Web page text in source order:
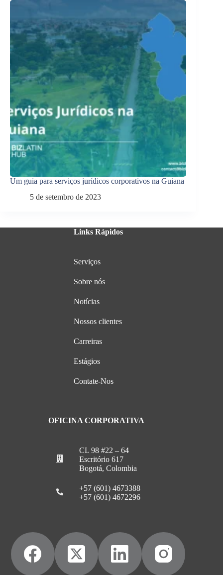
Um guia para serviços jurídicos corporativos na Guiana
5 de setembro de 2023
Links Rápidos
Serviços
Sobre nós
Notícias
Nossos clientes
Carreiras
Estágios
Contate-Nos
OFICINA CORPORATIVA
CL 98 #22 – 64
Escritório 617
Bogotá, Colombia
+57 (601) 4673388
+57 (601) 4672296